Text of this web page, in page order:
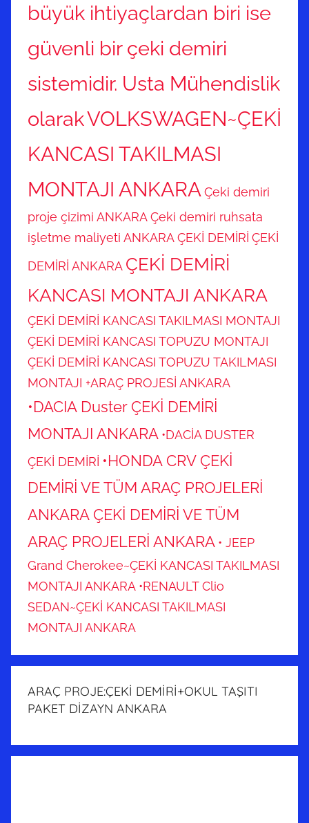
büyük ihtiyaçlardan biri ise
güvenli bir çeki demiri
sistemidir. Usta Mühendislik
olarakVOLKSWAGEN~ÇEKİ
KANCASI TAKILMASI
MONTAJI ANKARAÇeki demiri
proje çizimi ANKARAÇeki demiri ruhsata
işletme maliyeti ANKARAÇEKİ DEMİRİ ÇEKİ
DEMİRİ ANKARA ÇEKİ DEMİRİ
KANCASI MONTAJI ANKARA
ÇEKİ DEMİRİ KANCASI TAKILMASI MONTAJI
ÇEKİ DEMİRİ KANCASI TOPUZU MONTAJI
ÇEKİ DEMİRİ KANCASI TOPUZU TAKILMASI
MONTAJI +ARAÇ PROJESİ ANKARA
•DACIA Duster ÇEKİ DEMİRİ
MONTAJI ANKARA •DACİA DUSTER
ÇEKİ DEMİRİ •HONDA CRV ÇEKİ
DEMİRİ VE TÜM ARAÇ PROJELERİ
ANKARA ÇEKİ DEMİRİ VE TÜM
ARAÇ PROJELERİ ANKARA • JEEP
Grand Cherokee~ÇEKİ KANCASI TAKILMASI
MONTAJI ANKARA •RENAULT Clio
SEDAN~ÇEKİ KANCASI TAKILMASI
MONTAJI ANKARA
ARAÇ PROJE:ÇEKİ DEMİRİ+OKUL TAŞITI
PAKET DİZAYN ANKARA